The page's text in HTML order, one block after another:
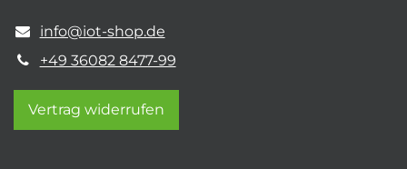
info@iot-shop.de
+49 36082 8477-99
Vertrag widerrufen